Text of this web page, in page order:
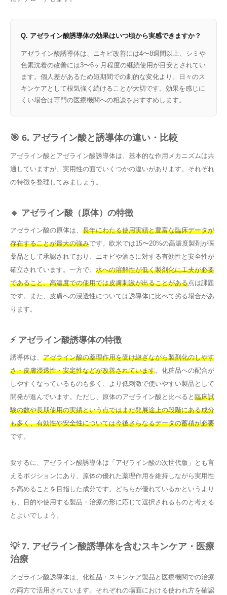
Q. アゼライン酸誘導体の効果はいつ頃から実感できますか？
アゼライン酸誘導体は、ニキビ改善には4〜8週間以上、シミや
色素沈着の改善には3〜6ヶ月程度の継続使用が目安とされてい
ます。個人差があるため短期間での劇的な変化より、日々のス
キンケアとして根気強く続けることが大切です。効果を感じに
くい場合は専門の医療機関への相談をおすすめします。
🎯 6. アゼライン酸と誘導体の違い・比較
アゼライン酸とアゼライン酸誘導体は、基本的な作用メカニズムは共
通していますが、実用性の面でいくつかの違いがあります。それぞれ
の特徴を整理してみましょう。
🔸 アゼライン酸（原体）の特徴
アゼライン酸の原体は、 長年にわたる使用実績と豊富な臨床データが
存在することが最大の強みです。欧米では15〜20%の高濃度製剤が医
薬品として承認されており、ニキビや酒さに対する有効性と安全性が
確立されています。一方で、 水への溶解性が低く製剤化に工夫が必要
であること、高濃度での使用では皮膚刺激が出ることがある点は課題
です。また、皮膚への浸透性については誘導体に比べて劣る場合があ
ります。
⚡ アゼライン酸誘導体の特徴
誘導体は、 アゼライン酸の薬理作用を受け継ぎながら製剤化のしやす
さ・皮膚浸透性・安定性などが改善されています。化粧品への配合が
しやすくなっているものも多く、より低刺激で使いやすい製品として
開発が進んでいます。ただし、原体のアゼライン酸と比べると 臨床試
験の数や長期使用の実績という点ではまだ発展途上の段階にある成分
も多く、有効性や安全性については今後さらなるデータの蓄積が必要
です。
要するに、アゼライン酸誘導体は「アゼライン酸の次世代版」とも言
えるポジションにあり、原体の優れた薬理作用を維持しながら実用性
を高めることを目指した成分です。どちらが優れているかというより
も、目的や使用する製品・治療の形に応じて選択されるものと考える
とよいでしょう。
💡 7. アゼライン酸誘導体を含むスキンケア・医療
治療
アゼライン酸誘導体は、化粧品・スキンケア製品と医療機関での治療
の両方で活用されています。それぞれの場面における使われ方を確認